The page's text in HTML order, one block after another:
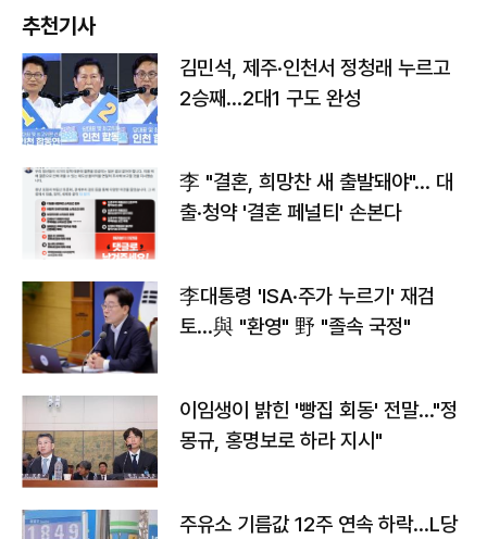
추천기사
김민석, 제주·인천서 정청래 누르고
2승째…2대1 구도 완성
李 "결혼, 희망찬 새 출발돼야"… 대
출·청약 '결혼 페널티' 손본다
李대통령 'ISA·주가 누르기' 재검
토…與 "환영" 野 "졸속 국정"
이임생이 밝힌 '빵집 회동' 전말…"정
몽규, 홍명보로 하라 지시"
주유소 기름값 12주 연속 하락…L당